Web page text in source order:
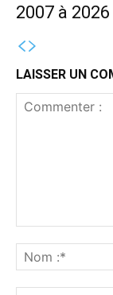
2007 à 2026
LAISSER UN